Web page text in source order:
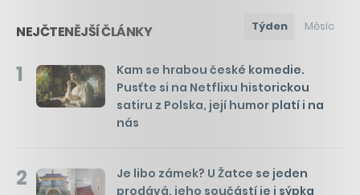
NEJČTENĚJŠÍ ČLÁNKY Týden Měsíc
1
Kam se hrabou české komedie.
Pusťte si na Netflixu historickou
satiru z Polska, její humor platí i na
nás
2
Je libo zámek? U Žatce se jeden
prodává, jeho součástí je i sýpka